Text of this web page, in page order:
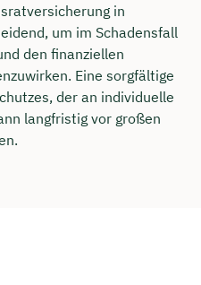
in
um im Schadensfall
den finanziellen
Eine sorgfältige
der an individuelle
langfristig vor großen